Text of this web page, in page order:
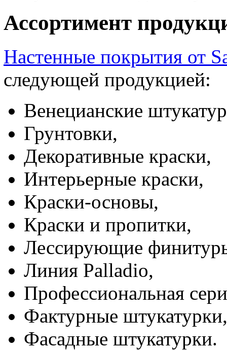
Ассортимент
Настенные покрытия от
следующей продукцией:
Венецианские
Грунтовки,
Декоративные краски,
Интерьерные краски,
Краски-основы,
Краски и пропитки,
Лессирующие
Линия Palladio,
Профессиональная
Фактурные штукатурки,
Фасадные штукатурки.